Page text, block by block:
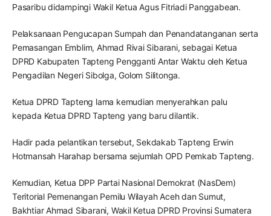
Pasaribu didampingi Wakil Ketua Agus Fitriadi Panggabean.
Pelaksanaan Pengucapan Sumpah dan Penandatanganan serta
Pemasangan Emblim, Ahmad Rivai Sibarani, sebagai Ketua
DPRD Kabupaten Tapteng Pengganti Antar Waktu oleh Ketua
Pengadilan Negeri Sibolga, Golom Silitonga.
Ketua DPRD Tapteng lama kemudian menyerahkan palu
kepada Ketua DPRD Tapteng yang baru dilantik.
Hadir pada pelantikan tersebut, Sekdakab Tapteng Erwin
Hotmansah Harahap bersama sejumlah OPD Pemkab Tapteng.
Kemudian, Ketua DPP Partai Nasional Demokrat (NasDem)
Teritorial Pemenangan Pemilu Wilayah Aceh dan Sumut,
Bakhtiar Ahmad Sibarani, Wakil Ketua DPRD Provinsi Sumatera